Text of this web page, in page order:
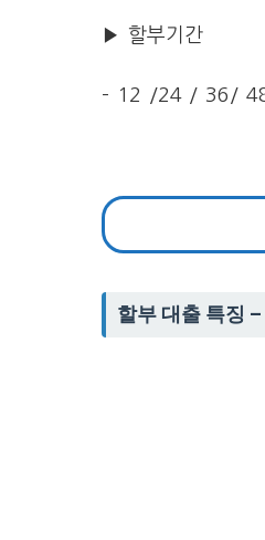
▶ 할부기간
– 12 /24 / 36/
할부 대출 특징 –